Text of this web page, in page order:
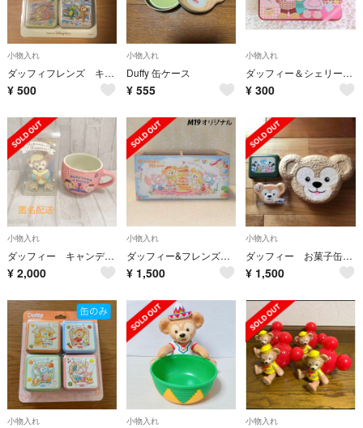
小物入れ
ダッフィフレンズ キャンディ空き缶
¥ 500
小物入れ
Duffy 缶ケース
¥ 555
小物入れ
ダッフィー＆シェリーメイ 空き缶
¥ 300
小物入れ
ダッフィー キャンディーケース マグカップ
¥ 2,000
小物入れ
ダッフィー&フレンズのワンダフルキッチン♡レザー調スタンドボックス♪
¥ 1,500
小物入れ
ダッフィー お菓子缶、お菓子箱
¥ 1,500
小物入れ 小物入れ 小物入れ